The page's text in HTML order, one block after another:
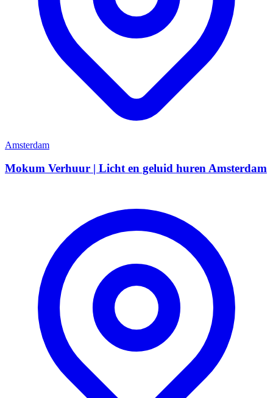
Amsterdam
Mokum Verhuur | Licht en geluid huren Amsterdam